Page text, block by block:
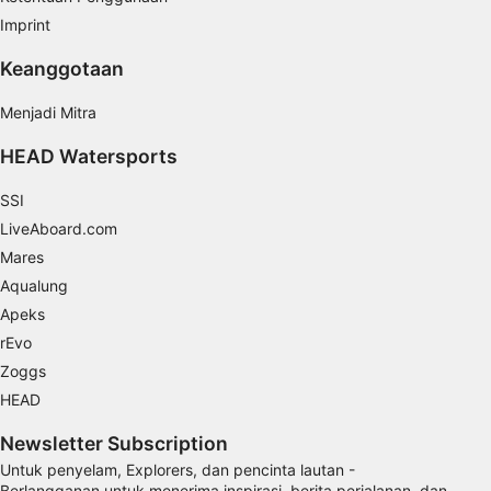
Imprint
Keanggotaan
Menjadi Mitra
HEAD Watersports
SSI
LiveAboard.com
Mares
Aqualung
Apeks
rEvo
Zoggs
HEAD
Newsletter Subscription
Untuk penyelam, Explorers, dan pencinta lautan -
Tujuan pemrosesan non-IAB:
Perlu
Performa
Fungsional